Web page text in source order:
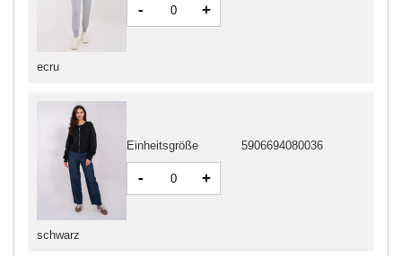
ecru
- +
schwarz
Einheitsgröße 5906694080036
- +